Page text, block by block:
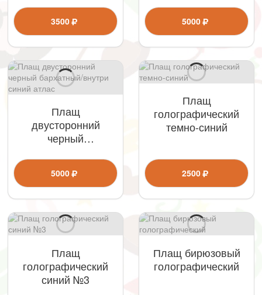
3500 5000
Плащ
двусторонний
черный
5000
Плащ
голографический
темно-синий
2500
Плащ
голографический
синий №3
Плащ бирюзовый
голографический